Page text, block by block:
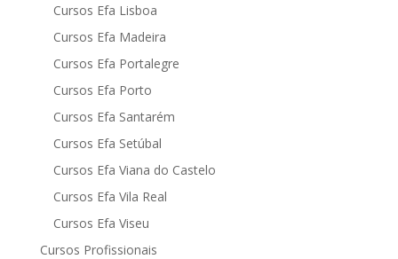
Cursos Efa Lisboa
Cursos Efa Madeira
Cursos Efa Portalegre
Cursos Efa Porto
Cursos Efa Santarém
Cursos Efa Setúbal
Cursos Efa Viana do Castelo
Cursos Efa Vila Real
Cursos Efa Viseu
Cursos Profissionais